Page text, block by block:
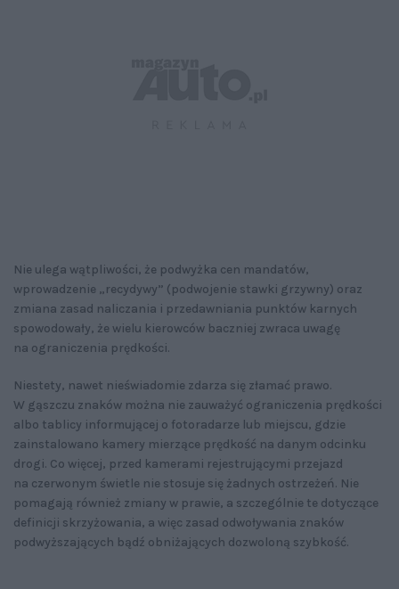
Nie ulega wątpliwości, że podwyżka cen mandatów,
wprowadzenie „recydywy” (podwojenie stawki grzywny) oraz
zmiana zasad naliczania i przedawniania punktów karnych
spowodowały, że wielu kierowców baczniej zwraca uwagę
na ograniczenia prędkości.
Niestety, nawet nieświadomie zdarza się złamać prawo.
W gąszczu znaków można nie zauważyć ograniczenia prędkości
albo tablicy informującej o fotoradarze lub miejscu, gdzie
zainstalowano kamery mierzące prędkość na danym odcinku
drogi. Co więcej, przed kamerami rejestrującymi przejazd
na czerwonym świetle nie stosuje się żadnych ostrzeżeń. Nie
pomagają również zmiany w prawie, a szczególnie te dotyczące
definicji skrzyżowania, a więc zasad odwoływania znaków
podwyższających bądź obniżających dozwoloną szybkość.